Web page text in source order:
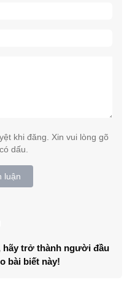
khi đăng. Xin vui lòng gõ
dấu.
luận
hãy trở thành người đầu
bài biết này!